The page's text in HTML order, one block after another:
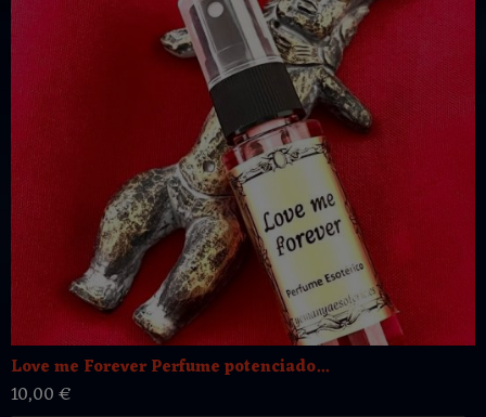
Love me Forever Perfume potenciado...
10,00 €